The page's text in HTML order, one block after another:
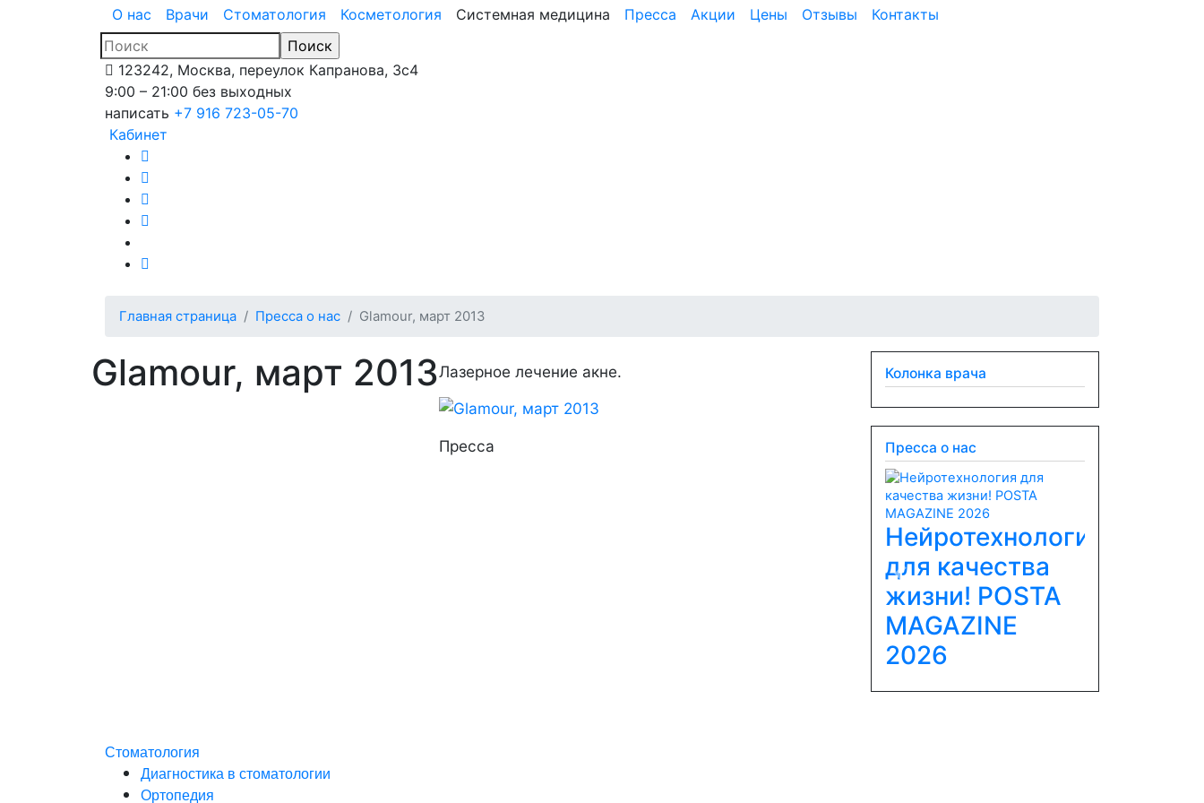
О нас
Врачи Стоматология Косметология Системная медицина Пресса Акции Цены Отзывы Контакты
123242, Москва, переулок Капранова, 3с4
9:00 – 21:00 без выходных
написать +7 916 723-05-70
Кабинет
Главная страница Пресса о нас Glamour, март 2013
Glamour, март 2013Лазерное лечение акне.
Пресса
Колонка врача
Пресса о нас
Нейротехнология
для качества
жизни! POSTA
MAGAZINE
2026
Previous
Стоматология
Диагностика в стоматологии
Ортопедия